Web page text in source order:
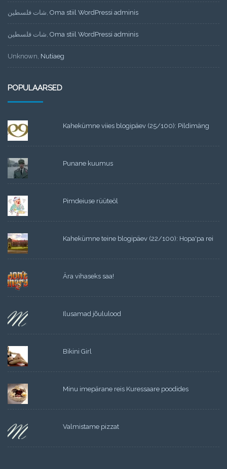
شات فلسطين, Oma stiil WordPressi adminis
شات فلسطين, Oma stiil WordPressi adminis
Unknown, Nutiaeg
POPULAARSED
Kahekümne viies blogipäev (25/100): Pildimäng
Punane kuumus
Pimdeiuse rüüteöl
Kahekümne teine blogipäev (22/100): Hopa'pa rei
Ära vihaseks saa!
Ilusamad jõululood
Bikini Girl
Minu imepärane reis Kuressaare poodides
Valmistame pizzat